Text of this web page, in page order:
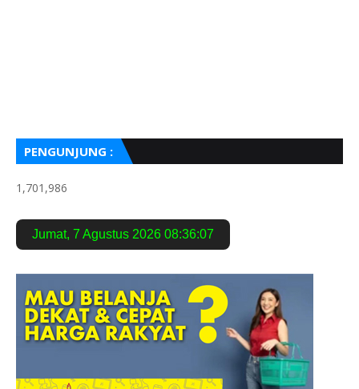
PENGUNJUNG :
1,701,986
Jumat, 7 Agustus 2026 08:36:08